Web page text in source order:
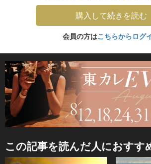
購入して続きを読む
会員の方はこちらからログ
この記事を読んだ人におすす